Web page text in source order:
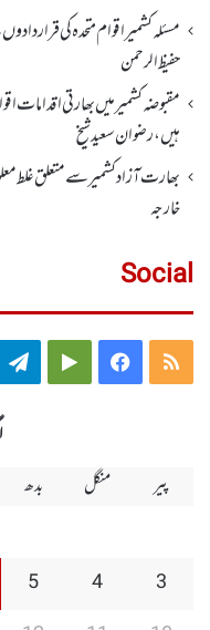
مسئلہ کشمیر اقوام متحدہ کی
حفیظ الرحمن
مقبوضہ کشمیر میں بھارتی اقدامات
ہیں،رضوان سعید شیخ
بھارت آزاد کشمیر سے متعلق غلط
خارجہ
Social
RSS
Facebook
Google
پیر
منگل بدھ
3
4
5